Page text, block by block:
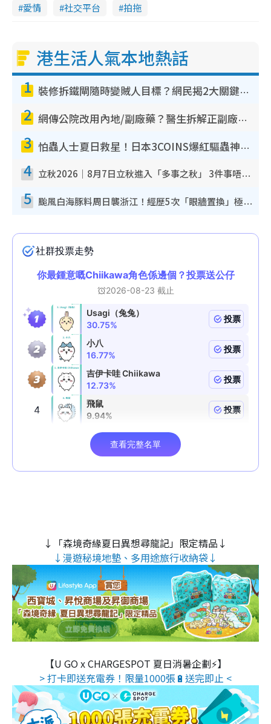
d
o
愛情
社交平台 拍拖
港生活人氣本地熱話
1 裝修拆鐵閘隨時變賊人目標？網民揭2大關鍵用途：裝新式等於白裝？附新舊鐵閘分別
2 網傳公院改用內地/副廠藥？醫生拆解正副廠分別 揭4類人換藥隨時出事
3 怕蟲人士夏日救星！日本3COINS爆紅驅蟲神器$45起 1招「全程免觸碰」輕鬆搞定小強
4 立秋2026｜8月7日立秋進入「多事之秋」 3件事唔做得！專家教6招開運 清枱頭／銀包納氣接好運
5 颱風白海豚料周日襲浙江！經歷5次「眼牆置換」極罕見 成登陸內地最長途颱風
↓「森境奇緣夏日異想尋龍記」限定精品↓
↓漫遊秘境地墊、多用途旅行收納袋↓
【U GO x CHARGESPOT 夏日消暑企劃⚡】
> 打卡即送充電券！限量1000張🔋送完即止 <